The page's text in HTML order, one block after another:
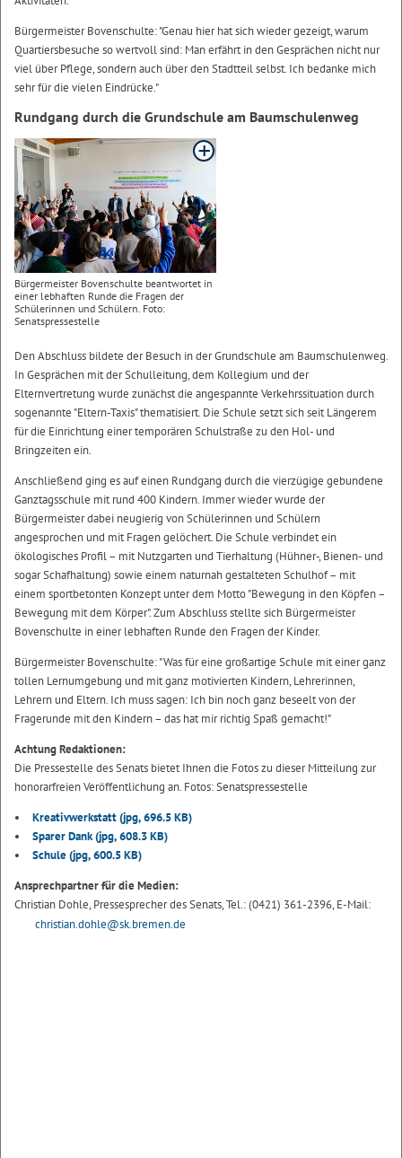
Bürgermeister Bovenschulte: "Genau hier hat sich wieder gezeigt, warum
Quartiersbesuche so wertvoll sind: Man erfährt in den Gesprächen nicht nur
viel über Pflege, sondern auch über den Stadtteil selbst. Ich bedanke mich
sehr für die vielen Eindrücke."
Rundgang durch die Grundschule am Baumschulenweg
Bürgermeister Bovenschulte beantwortet in
einer lebhaften Runde die Fragen der
Schülerinnen und Schülern. Foto:
Senatspressestelle
Den Abschluss bildete der Besuch in der Grundschule am Baumschulenweg.
In Gesprächen mit der Schulleitung, dem Kollegium und der
Elternvertretung wurde zunächst die angespannte Verkehrssituation durch
sogenannte "Eltern-Taxis" thematisiert. Die Schule setzt sich seit Längerem
für die Einrichtung einer temporären Schulstraße zu den Hol- und
Bringzeiten ein.
Anschließend ging es auf einen Rundgang durch die vierzügige gebundene
Ganztagsschule mit rund 400 Kindern. Immer wieder wurde der
Bürgermeister dabei neugierig von Schülerinnen und Schülern
angesprochen und mit Fragen gelöchert. Die Schule verbindet ein
ökologisches Profil – mit Nutzgarten und Tierhaltung (Hühner-, Bienen- und
sogar Schafhaltung) sowie einem naturnah gestalteten Schulhof – mit
einem sportbetonten Konzept unter dem Motto "Bewegung in den Köpfen –
Bewegung mit dem Körper". Zum Abschluss stellte sich Bürgermeister
Bovenschulte in einer lebhaften Runde den Fragen der Kinder.
Bürgermeister Bovenschulte: "Was für eine großartige Schule mit einer ganz
tollen Lernumgebung und mit ganz motivierten Kindern, Lehrerinnen,
Lehrern und Eltern. Ich muss sagen: Ich bin noch ganz beseelt von der
Fragerunde mit den Kindern – das hat mir richtig Spaß gemacht!"
Achtung Redaktionen:
Die Pressestelle des Senats bietet Ihnen die Fotos zu dieser Mitteilung zur
honorarfreien Veröffentlichung an. Fotos: Senatspressestelle
Kreativwerkstatt(jpg, 696.5 KB)
Sparer Dank(jpg, 608.3 KB)
Schule(jpg, 600.5 KB)
Ansprechpartner für die Medien:
Christian Dohle, Pressesprecher des Senats, Tel.: (0421) 361-2396, E-Mail:
christian.dohle@sk.bremen.de